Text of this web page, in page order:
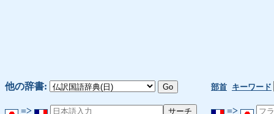
他の辞書: 部首 キーワード
=> =>